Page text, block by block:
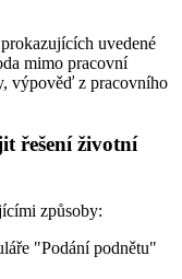
uvedené
mimo pracovní
výpověď z pracovního
řešení životní
způsoby:
"Podání podnětu"